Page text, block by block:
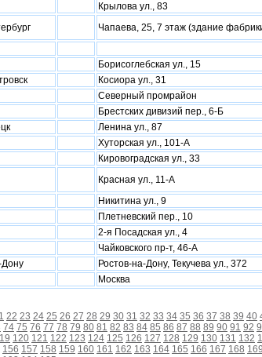
Крылова ул., 83
Чапаева, 25, 7 этаж (здание
Борисоглебская ул., 15
Косиора ул., 31
Северный промрайон
Брестских дивизий пер., 6-Б
Ленина ул., 87
Хуторская ул., 101-А
Кировоградская ул., 33
Красная ул., 11-А
Никитина ул., 9
Плетневский пер., 10
2-я Посадская ул., 4
Чайковского пр-т, 46-А
Дону Ростов-на-Дону, Текучева ул., 372
Москва
22 23 24 25 26 27 28 29 30 31 32 33 34 35 36 37 38 39 40
74 75 76 77 78 79 80 81 82 83 84 85 86 87 88 89 90 91 92
120 121 122 123 124 125 126 127 128 129 130 131 132
156 157 158 159 160 161 162 163 164 165 166 167 168 169